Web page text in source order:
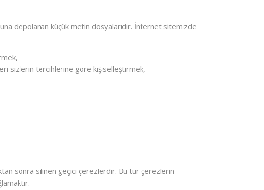
depolanan küçük metin dosyalarıdır. İnternet sitemizde
sizlerin tercihlerine göre kişiselleştirmek,
sonra silinen geçici çerezlerdir. Bu tür çerezlerin